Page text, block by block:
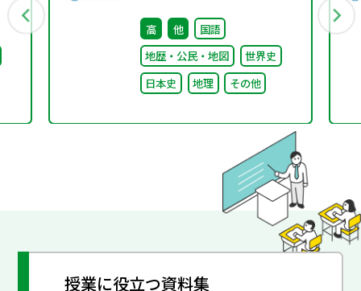
付資料
高 他
国語
地歴・公民・地図
世界史
日本史
地理 その他
授業に役立つ資料集